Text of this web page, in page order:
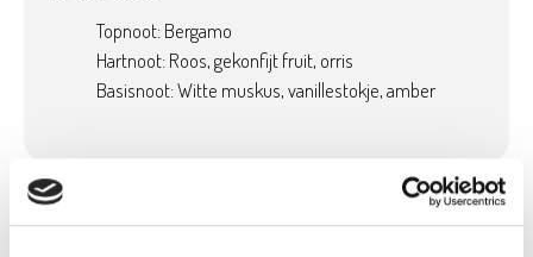
Topnoot: Bergamo
Hartnoot: Roos, gekonfijt fruit, orris
Basisnoot: Witte muskus, vanillestokje, amber
Product details